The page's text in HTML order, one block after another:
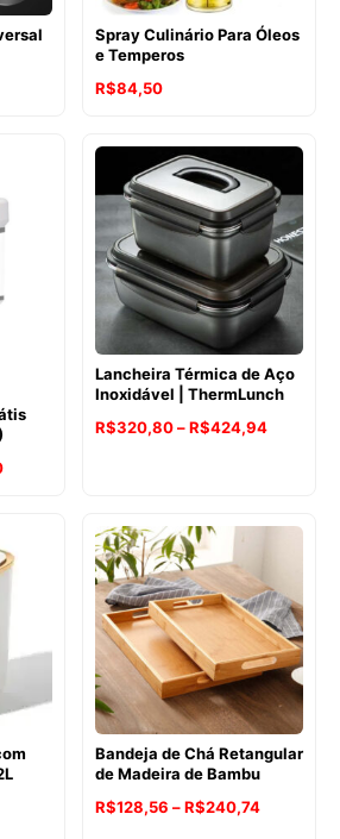
Spray Culinário Para Óleos
e Temperos
R$84,50
Faixa
R$99,90
Lancheira Térmica de Aço
Inoxidável | ThermLunch
R$320,80–R$424,94Faixa
Bandeja de Chá Retangular
de Madeira de Bambu
R$128,56 –R$240,74Faixa